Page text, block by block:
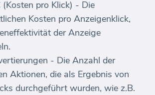
(Kosten pro Klick) - Die
Kosten pro Anzeigenklick,
der Anzeige
- Die Anzahl der
Aktionen, die als Ergebnis von
durchgeführt wurden, wie z.B.